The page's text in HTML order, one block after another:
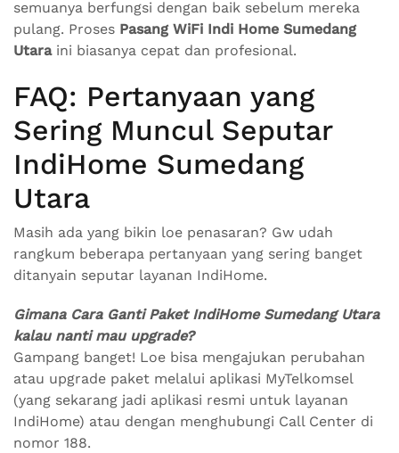
semuanya berfungsi dengan baik sebelum mereka
pulang. Proses Pasang WiFi Indi Home Sumedang
Utaraini biasanya cepat dan profesional.
FAQ: Pertanyaan yang
Sering Muncul Seputar
IndiHome Sumedang
Utara
Masih ada yang bikin loe penasaran? Gw udah
rangkum beberapa pertanyaan yang sering banget
ditanyain seputar layanan IndiHome.
Gimana Cara Ganti Paket IndiHome Sumedang Utara
kalau nanti mau upgrade?
Gampang banget! Loe bisa mengajukan perubahan
atau upgrade paket melalui aplikasi MyTelkomsel
(yang sekarang jadi aplikasi resmi untuk layanan
IndiHome) atau dengan menghubungi Call Center di
nomor 188.